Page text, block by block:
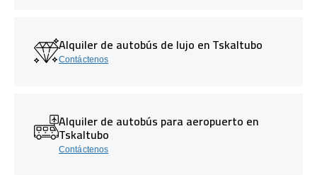
Alquiler de autobús de lujo en Tskaltubo
Contáctenos
Alquiler de autobús para aeropuerto en
Tskaltubo
Contáctenos